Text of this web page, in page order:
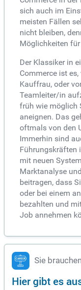
sich auch im
meisten Fällen
nicht bleiben,
Möglichkeiten
Der Klassiker in
Commerce ist
Kauffrau, oder
Teamleiter/in
früh wie möglich
aneignen. Das
oftmals von den
Immerhin sind
Führungskräften
mit neuen
Marktanalyse
beitragen, dass
oder bei einem
bezahlten und
Job annehmen
Sie
Hier gibt es